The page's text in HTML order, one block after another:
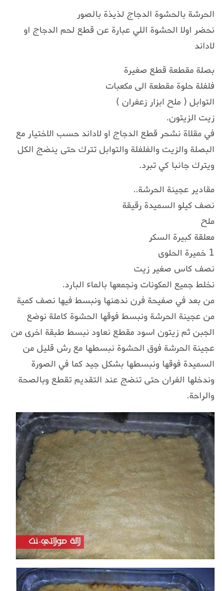
الحرشة بالحشوة الدجاج لذيذة بالصور
نحضر اولا الحشوة اللي عبارة عن قطع لحم الدجاج او
لاداند
بصلة مقطعة قطع صغيرة
فلفلة حلوة مقطعة الى مكعبات
التوابل ( ملح ابزار زعفران )
زيت الزيتون.
في مقلاة نشحر قطع الدجاج او لاداند حسب الاختيار مع
البصلة والزيت والفلفلة والتوابل تترك حتى ينضج الكل
ويترك جانبا كي تبرد.
مقادير عجينة الحرشة..
نصف كيلو السميدة رقيقة
ملح
معلقة كبيرة السكر
1 خميرة الحلوى
نصف كاس صغير زيت
نخلط جميع المكونات ونجمعها بالماء البارد.
من بعد في صفيحة فرن ندهنها ونبسط فيها نصف كمية
من عجينة الحرشة ونبسط فوقها الحشوة كاملة نوضع
الجبن ثم زيتون اسود مقطع نعاود نبسط طبقة اخرى من
عجينة الحرشة فوق الحشوة نبسطها مع رش قليل من
السميدة فوقها ونبسطها بشكل جيد كما في الصورة
وندخلها الفران حتى تنضج عند التقديم تقطع وبالصحة
والراحة.